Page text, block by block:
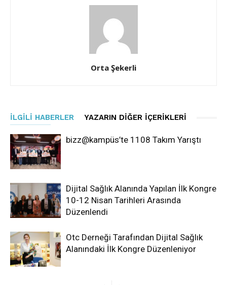
Orta Şekerli
İLGILI HABERLER YAZARIN DIĞER İÇERIKLERI
bizz@kampüs’te 1108 Takım Yarıştı
Dijital Sağlık Alanında Yapılan İlk Kongre
10-12 Nisan Tarihleri Arasında
Düzenlendi
Otc Derneği Tarafından Dijital Sağlık
Alanındaki İlk Kongre Düzenleniyor